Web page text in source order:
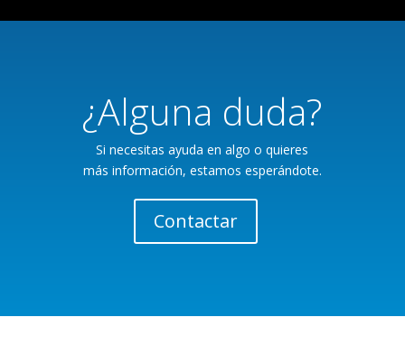
¿Alguna duda?
Si necesitas ayuda en algo o quieres
más información, estamos esperándote.
Contactar